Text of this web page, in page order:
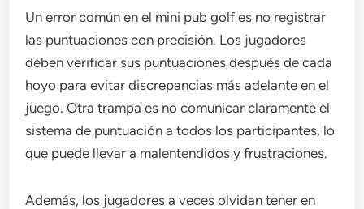
Un error común en el mini pub golf es no registrar
las puntuaciones con precisión. Los jugadores
deben verificar sus puntuaciones después de cada
hoyo para evitar discrepancias más adelante en el
juego. Otra trampa es no comunicar claramente el
sistema de puntuación a todos los participantes, lo
que puede llevar a malentendidos y frustraciones.
Además, los jugadores a veces olvidan tener en